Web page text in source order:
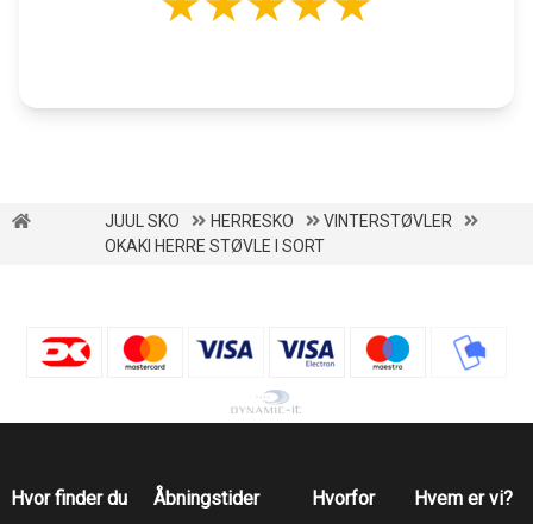
JUUL SKO HERRESKO
VINTERSTØVLER
OKAKI HERRE STØVLE I SORT
Hvor finder du
Åbningstider
Hvorfor
Hvem er vi?